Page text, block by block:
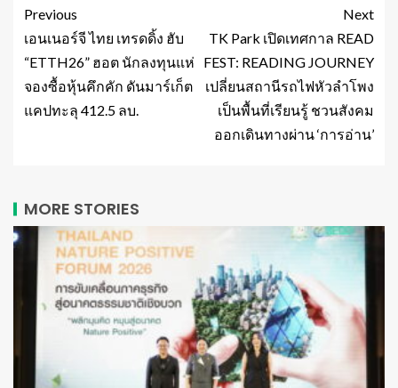
Previous
เอนเนอร์จี ไทย เทรดดิ้ง ฮับ
“ETTH26” ฮอต นักลงทุนแห่
จองซื้อหุ้นคึกคัก ดันมาร์เก็ต
แคปทะลุ 412.5 ลบ.
Next
TK Park เปิดเทศกาล READ
FEST: READING JOURNEY
เปลี่ยนสถานีรถไฟหัวลำโพง
เป็นพื้นที่เรียนรู้ ชวนสังคม
ออกเดินทางผ่าน ‘การอ่าน’
MORE STORIES